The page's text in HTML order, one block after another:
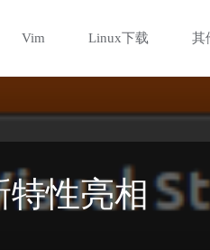
Vim Linux下载 其
特性亮相